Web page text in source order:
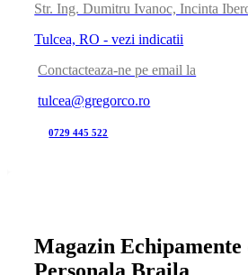
Str. Ing. Dumitru Ivanoc, Incinta
Tulcea, RO - vezi indicatii
Conctacteaza-ne pe email la
tulcea@gregorco.ro
0729 445 522
Magazin Echipamente